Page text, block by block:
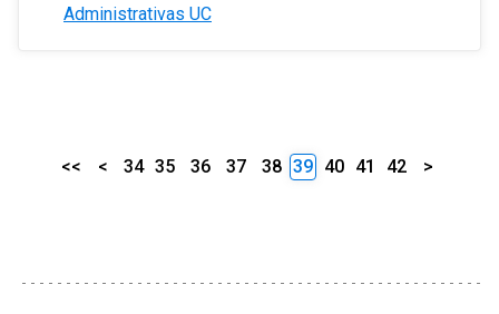
Administrativas UC
<< < 34 35 36 37 38 39 40 41 42 >